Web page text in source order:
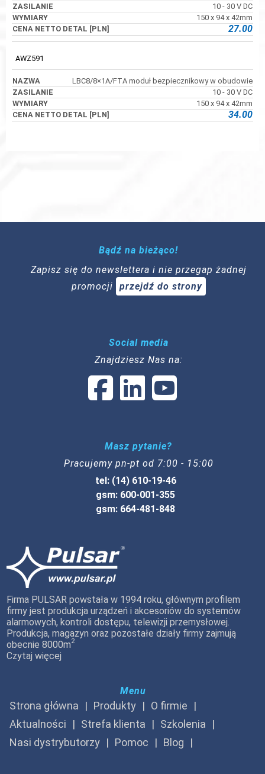
10 - 30 V DC
150 x 94 x 42mm
27.00
AWZ591
LBC8/8×1A/FTA moduł bezpiecznikowy w obudowie
10 - 30 V DC
150 x 94 x 42mm
34.00
Bądź na bieżąco!
Zapisz się do newslettera i nie przegap żadnej
promocji
przejdź do strony
Social media
Znajdziesz Nas na:
Masz pytanie?
Pracujemy pn-pt od 7:00 - 15:00
tel: (14) 610-19-46
gsm: 600-001-355
gsm: 664-481-848
Firma PULSAR powstała w 1994 roku, głównym profilem
firmy jest produkcja urządzeń i akcesoriów do systemów
alarmowych, kontroli dostępu, telewizji przemysłowej.
Produkcja, magazyn oraz pozostałe działy firmy zajmują
obecnie 8000m2
Czytaj więcej
Menu
Strona główna Produkty
O firmie
Aktualności
Strefa klienta
Szkolenia
Nasi dystrybutorzy
Pomoc Blog